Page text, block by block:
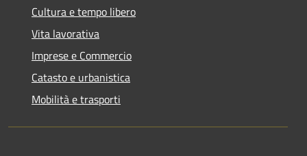
Cultura e tempo libero
Vita lavorativa
Imprese e Commercio
Catasto e urbanistica
Mobilità e trasporti